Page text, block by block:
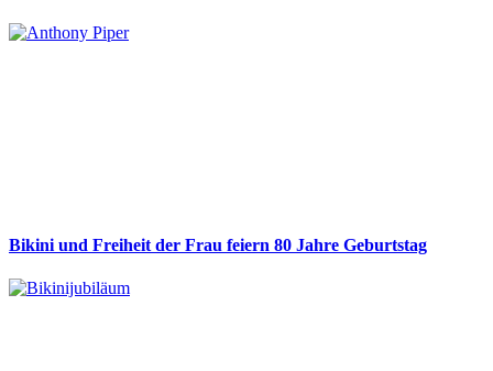
Bikini und Freiheit der Frau feiern 80 Jahre Geburtstag